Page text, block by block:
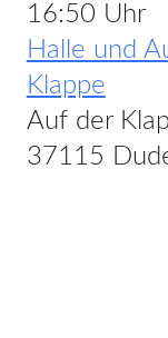
16:50 Uhr
Halle und
Klappe
Auf der
37115